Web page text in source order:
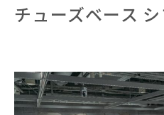
チューズベース